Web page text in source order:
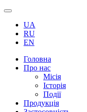
UA
RU
EN
Головна
Про нас
Місія
Історія
Події
Продукція